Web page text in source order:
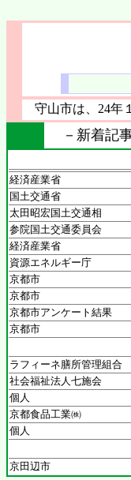
守山市は、24年
－新着記
経済産業省
国土交通省
太田昭宏国土交通相
参院国土交通委員会
経済産業省
資源エネルギー庁
京都市
京都市
京都市アンケート結果
京都市
ラフィーネ膳所管理組合
社会福祉法人七施会
個人
京都食品工業㈱
個人
京田辺市